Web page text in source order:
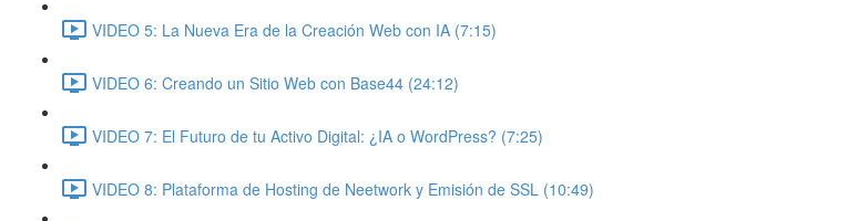
VIDEO 5: La Nueva Era de la Creación Web con IA (7:15)
VIDEO 6: Creando un Sitio Web con Base44 (24:12)
VIDEO 7: El Futuro de tu Activo Digital: ¿IA o WordPress? (7:25)
VIDEO 8: Plataforma de Hosting de Neetwork y Emisión de SSL (10:49)